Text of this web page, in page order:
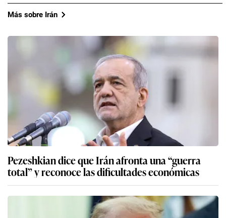
Más sobre Irán
Pezeshkian dice que Irán afronta una “guerra
total” y reconoce las dificultades económicas